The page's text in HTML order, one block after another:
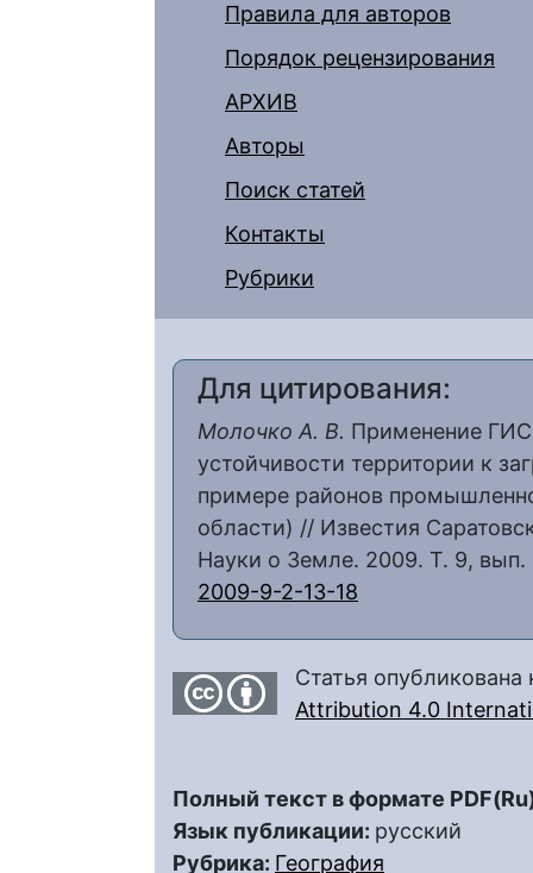
Правила для авторов
Порядок рецензирования
АРХИВ
Авторы
Поиск статей
Контакты
Рубрики
Для цитирования:
Молочко А. В. Применение
устойчивости территории к
примере районов
области) // Известия
Науки о Земле. 2009. Т. 9, вып.
2009-9-2-13-18
Статья
Attribution 4.0
Полный текст в формате
Язык публикации: русский
Рубрика: География